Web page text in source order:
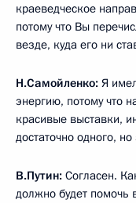
краеведческое
потому что Вы
везде, куда его ни
Н.Самойленко: Я
энергию, потому что
красивые выставки,
достаточно одного,
В.Путин: Согласен.
должно будет помочь